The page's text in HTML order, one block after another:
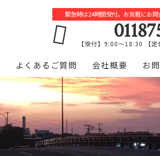
緊急時は24時間受付。お気軽にお問
【受付】9:00～18:30 【
よくあるご質問 会社概要 お